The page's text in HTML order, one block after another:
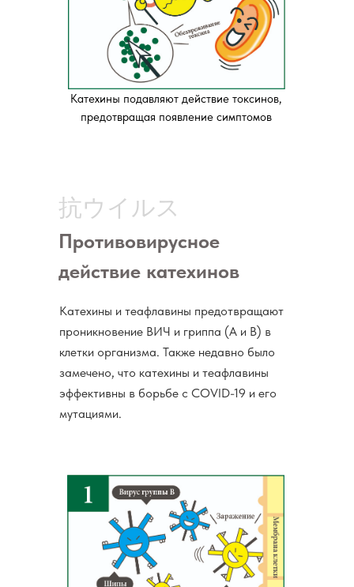
Катехины подавляют действие токсинов,
предотвращая появление симптомов
Катехины и теафлавины предотвращают
проникновение ВИЧ и гриппа (А и В) в
клетки организма. Также недавно было
замечено, что катехины и теафлавины
эффективны в борьбе с COVID-19 и его
мутациями.
Противовирусное
действие катехинов
抗ウイルス